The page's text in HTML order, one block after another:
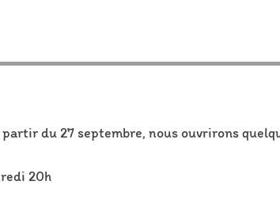
du 27 septembre, nous ouvrirons
20h